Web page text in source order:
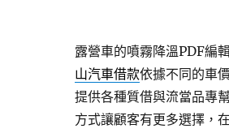
露營車的噴霧降溫PDF編
山汽車借款依據不同的車
提供各種質借與流當品專
方式讓顧客有更多選擇，